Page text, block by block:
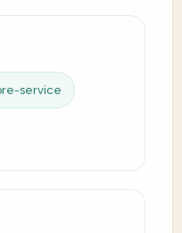
service